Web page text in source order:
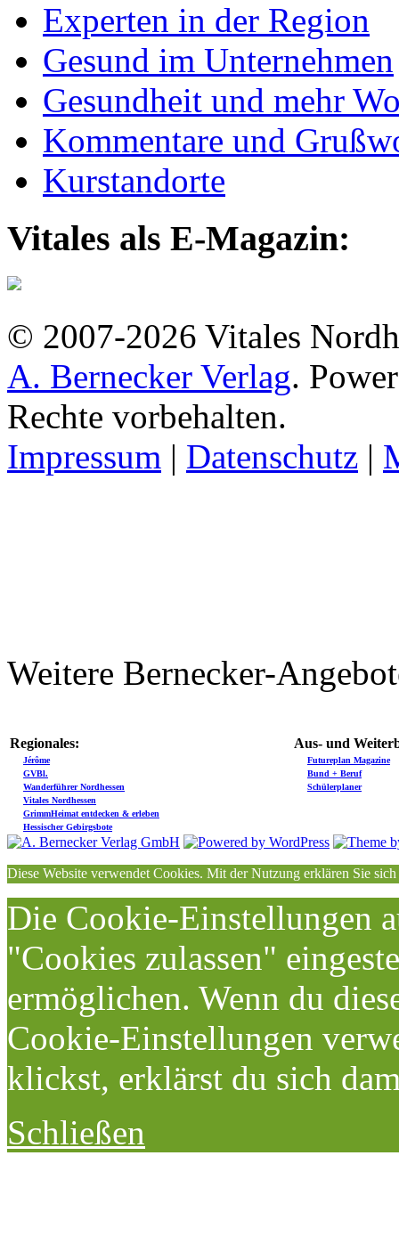
Experten in der Region
Gesund im Unternehmen
Gesundheit und mehr
Kommentare und
Kurstandorte
Vitales als E-Magazin:
© 2007-2026 Vitales
A. Bernecker Verlag.
Rechte vorbehalten.
Impressum | Datenschutz |
Weitere Bernecker-
Regionales: Aus- und
Jérôme
Futureplan Magazine
GVBl.
Bund + Beruf
Wanderführer Nordhessen
Schülerplaner
Vitales Nordhessen
GrimmHeimat entdecken & erleben
Hessischer Gebirgsbote
Diese Website verwendet Cookies. Mit der Nutzung erklären Sie
Die Cookie-Einstellungen
"Cookies zulassen"
ermöglichen. Wenn du
Cookie-Einstellungen
klickst, erklärst du sich
Schließen